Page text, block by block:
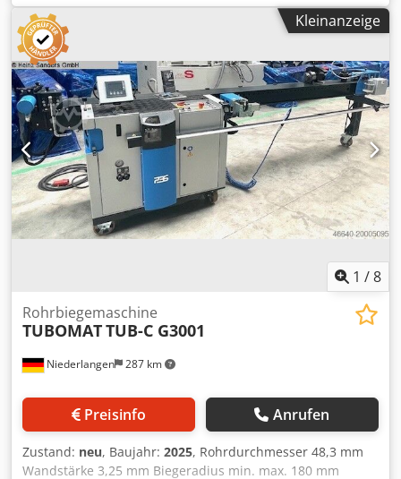
Kleinanzeige
1 /8
Niederlangen 287 km
Rohrbiegemaschine
TUBOMATTUB-C G3001
Preisinfo Anrufen
Zustand: neu, Baujahr: 2025, Rohrdurchmesser 48,3 mm
Wandstärke 3,25 mm Biegeradius min. max. 180 mm